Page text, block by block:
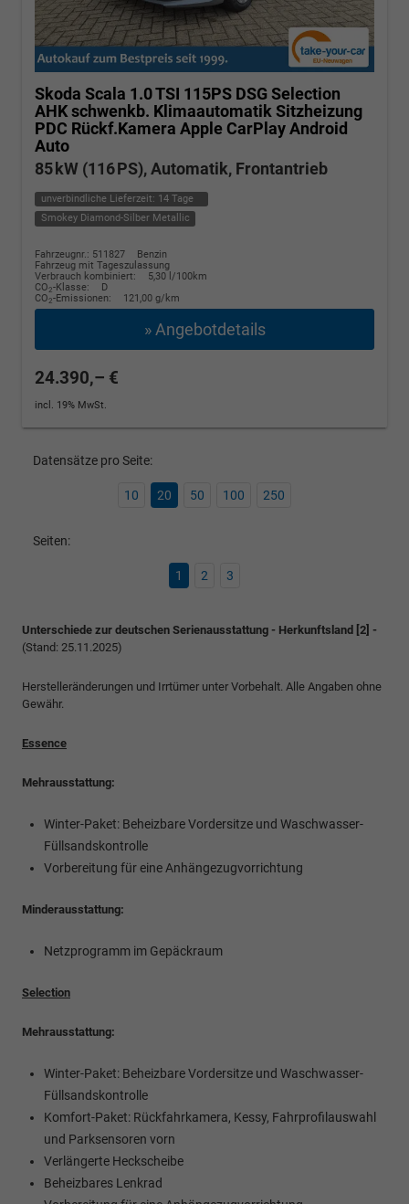
Skoda Scala 1.0 TSI 115PS DSG Selection
AHK schwenkb. Klimaautomatik Sitzheizung
PDC Rückf.Kamera Apple CarPlay Android
Auto
85 kW (116 PS), Automatik, Frontantrieb
unverbindliche Lieferzeit: 14 Tage
Smokey Diamond-Silber Metallic
Fahrzeugnr.: 511827
Benzin
Fahrzeug mit Tageszulassung
Verbrauch kombiniert:
5,30 l/100km
CO2-Klasse:
D
CO2-Emissionen: 121,00 g/km
» Angebotdetails
24.390,– €
incl. 19% MwSt.
Datensätze pro Seite:
10 20 50 100 250
Seiten:
1 2 3
Unterschiede zur deutschen Serienausstattung - Herkunftsland [2] -
(Stand: 25.11.2025)
Herstelleränderungen und Irrtümer unter Vorbehalt. Alle Angaben ohne
Gewähr.
Essence
Mehrausstattung:
Winter-Paket: Beheizbare Vordersitze und Waschwasser-
Füllsandskontrolle
Vorbereitung für eine Anhängezugvorrichtung
Minderausstattung:
Netzprogramm im Gepäckraum
Selection
Mehrausstattung:
Winter-Paket: Beheizbare Vordersitze und Waschwasser-
Füllsandskontrolle
Komfort-Paket: Rückfahrkamera, Kessy, Fahrprofilauswahl
und Parksensoren vorn
Verlängerte Heckscheibe
Beheizbares Lenkrad